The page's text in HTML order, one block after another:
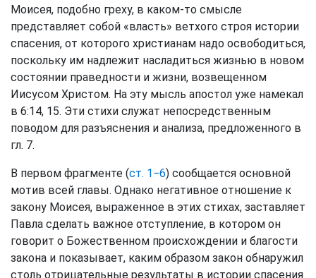
Моисея, подобно греху, в каком-то смысле
представляет собой «власть» ветхого строя истории
спасения, от которого христианам надо освободиться,
поскольку им надлежит насладиться жизнью в новом
состоянии праведности и жизни, возвещенном
Иисусом Христом. На эту мысль апостол уже намекал
в 6:14, 15. Эти стихи служат непосредственным
поводом для разъяснения и анализа, предложенного в
гл. 7.
В первом фрагменте (ст. 1−6) сообщается основной
мотив всей главы. Однако негативное отношение к
закону Моисея, выраженное в этих стихах, заставляет
Павла сделать важное отступление, в котором он
говорит о Божественном происхождении и благости
закона и показывает, каким образом закон обнаружил
столь отрицательные результаты в истории спасения